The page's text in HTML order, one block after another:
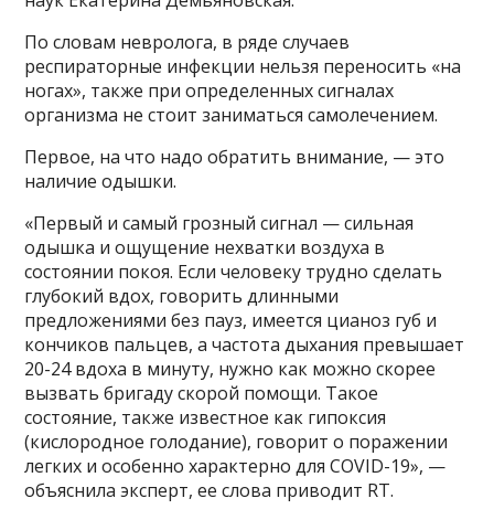
По словам невролога, в ряде случаев
респираторные инфекции нельзя переносить «на
ногах», также при определенных сигналах
организма не стоит заниматься самолечением.
Первое, на что надо обратить внимание, — это
наличие одышки.
«Первый и самый грозный сигнал — сильная
одышка и ощущение нехватки воздуха в
состоянии покоя. Если человеку трудно сделать
глубокий вдох, говорить длинными
предложениями без пауз, имеется цианоз губ и
кончиков пальцев, а частота дыхания превышает
20-24 вдоха в минуту, нужно как можно скорее
вызвать бригаду скорой помощи. Такое
состояние, также известное как гипоксия
(кислородное голодание), говорит о поражении
легких и особенно характерно для COVID-19», —
объяснила эксперт, ее слова приводит RT.